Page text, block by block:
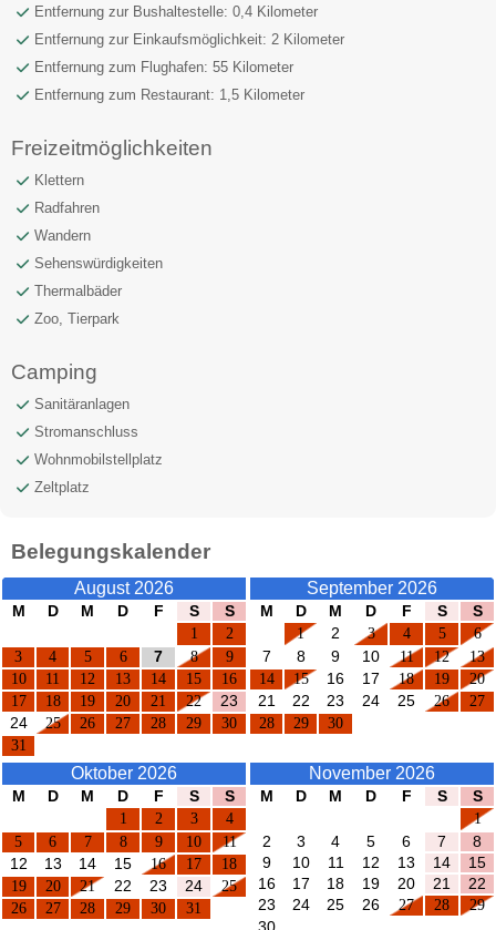
Entfernung zur Bushaltestelle: 0,4 Kilometer
Entfernung zur Einkaufsmöglichkeit: 2 Kilometer
Entfernung zum Flughafen: 55 Kilometer
Entfernung zum Restaurant: 1,5 Kilometer
Freizeitmöglichkeiten
Klettern
Radfahren
Wandern
Sehenswürdigkeiten
Thermalbäder
Zoo, Tierpark
Camping
Sanitäranlagen
Stromanschluss
Wohnmobilstellplatz
Zeltplatz
Belegungskalender
August 2026
M D M D F S
S
1
2
3
4 5 6 7 8
9
10
11 12 13 14 15
16
17
18 19 20 21 22
23
24
25 26 27 28 29
30
31
September 2026
M D M D F S
S
1
2 3 4 5
6
7
8 9 10 11 12
13
14
15 16 17 18 19
20
21
22 23 24 25 26
27
28
29 30
Oktober 2026
M D M D F S
S
1
2 3
4
5
6 7 8 9 10
11
12
13 14 15 16 17
18
19
20 21 22 23 24
25
26
27 28 29 30 31
November 2026
M D M D F S
S
1
2
3 4 5 6 7
8
9
10 11 12 13 14
15
16
17 18 19 20 21
22
23
24 25 26 27 28
29